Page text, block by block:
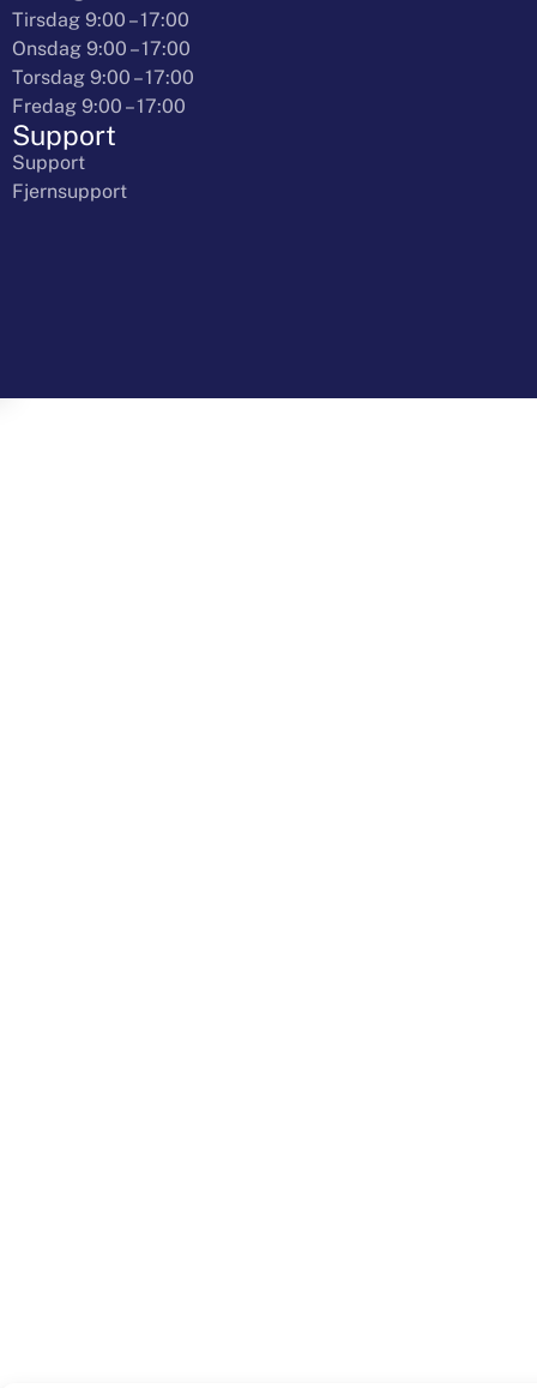
Tirsdag 9:00 – 17:00
Onsdag 9:00 – 17:00
Torsdag 9:00 – 17:00
Fredag 9:00 – 17:00
Support
Support
Fjernsupport